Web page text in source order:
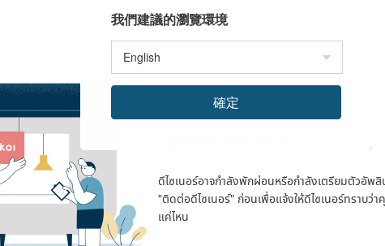
ดีไซเนอร์อาจกำลังพักผ่อนหรือกำลังเตรียมตัวอัพสิ
"ติดต่อดีไซเนอร์" ก่อนเพื่อแจ้งให้ดีไซเนอร์ทราบว่
แค่ไหน
我們建議的瀏覽環境
確定